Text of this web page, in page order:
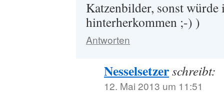
Katzenbilder, sonst
hinterherkommen ;-) )
Antworten
Nesselsetzerschreibt:
12. Mai 2013 um 11:51